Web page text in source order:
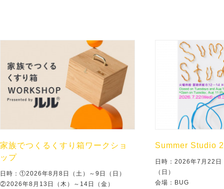
家族でつくるくすり箱ワークショ
ップ
日時：①2026年8月8日（土）～9日（日）
②2026年8月13日（木）～14日（金）
Summer Studio
日時：2026年7月22
（日）
会場：BUG